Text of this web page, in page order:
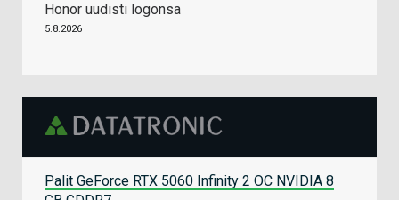
Honor uudisti logonsa
5.8.2026
Palit GeForce RTX 5060 Infinity 2 OC NVIDIA 8